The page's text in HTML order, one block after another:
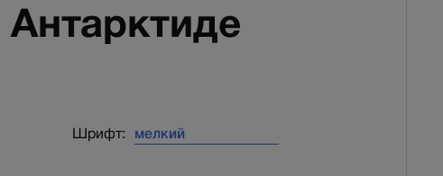
Шрифт: